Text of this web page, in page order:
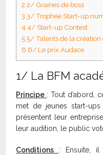
2 2/ Graines de boss
3 3/ Trophée Start-up
44/ Start-up Contest
5 5/ Talents de la création
6 6/ Le prix Audace
1/ La BFM
Principe : Tout d’abord,
met de jeunes start-
présentent leur
leur audition, le public
Conditions : Ensuite,